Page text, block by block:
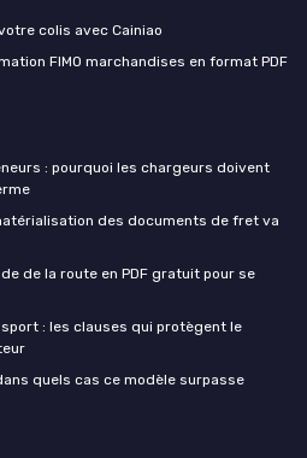
colis avec Cainiao
FIMO marchandises en format PDF
: pourquoi les chargeurs doivent
des documents de fret va
de la route en PDF gratuit pour se
: les clauses qui protègent le
quels cas ce modèle surpasse